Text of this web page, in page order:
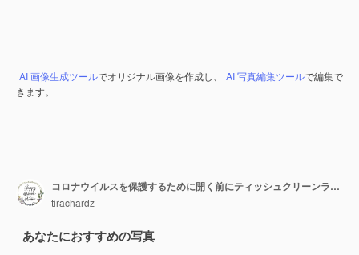
AI 画像生成ツールでオリジナル画像を作成し、 AI 写真編集ツールで編集で
きます。
コロナウイルスを保護するために開く前にティッシュクリーンラップトップにアルコールスプレーを使用しているアジアの女性。社会的距離が家にいるときの衛生のための女性のクリーンコンピューターと自己検疫時間。
tirachardz
あなたにおすすめの写真